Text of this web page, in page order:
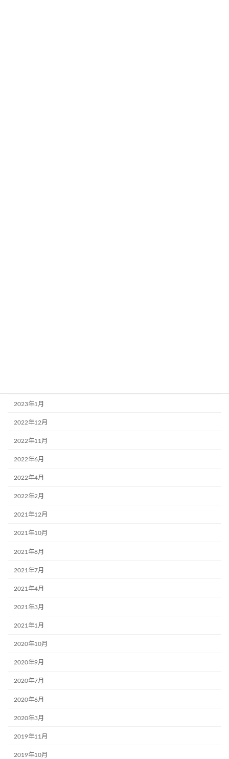
2023年1月
2022年12月
2022年11月
2022年6月
2022年4月
2022年2月
2021年12月
2021年10月
2021年8月
2021年7月
2021年4月
2021年3月
2021年1月
2020年10月
2020年9月
2020年7月
2020年6月
2020年3月
2019年11月
2019年10月